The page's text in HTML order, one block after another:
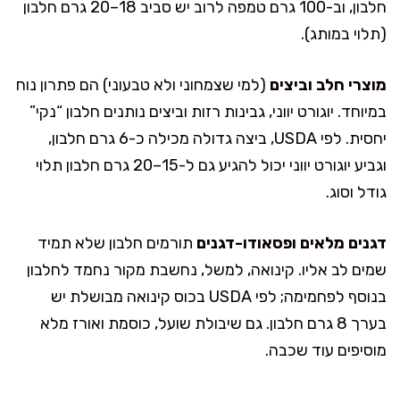
חלבון, וב-100 גרם טמפה לרוב יש סביב 18–20 גרם חלבון
(תלוי במותג).
מוצרי חלב וביצים (למי שצמחוני ולא טבעוני) הם פתרון נוח
במיוחד. יוגורט יווני, גבינות רזות וביצים נותנים חלבון “נקי”
יחסית. לפי USDA, ביצה גדולה מכילה כ-6 גרם חלבון,
וגביע יוגורט יווני יכול להגיע גם ל-15–20 גרם חלבון תלוי
גודל וסוג.
דגנים מלאים ופסאודו-דגנים תורמים חלבון שלא תמיד
שמים לב אליו. קינואה, למשל, נחשבת מקור נחמד לחלבון
בנוסף לפחמימה; לפי USDA בכוס קינואה מבושלת יש
בערך 8 גרם חלבון. גם שיבולת שועל, כוסמת ואורז מלא
מוסיפים עוד שכבה.